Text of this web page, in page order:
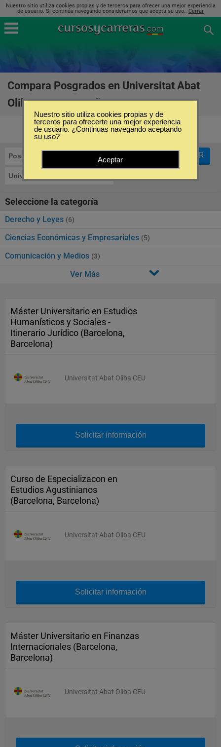
Nuestro sitio utiliza cookies propias y de terceros para ofrecer una mejor experiencia
de usuario. Si continúa navegando consideramos que acepta su uso.. Cerrar
Compara Posgrados en Universitat Abat
Oliba CEU en España
Posgrados
Universitat Abat Oliba CEU
FILTRAR
Seleccione la categoría
Derecho y Leyes (6)
Ciencias Económicas y Empresariales (5)
Comunicación y Medios (3)
Ver Más
Máster Universitario en Estudios
Humanísticos y Sociales -
Itinerario Jurídico (Barcelona,
Barcelona)
Universitat Abat Oliba CEU
Solicitar información
Curso de Especializacon en
Estudios Agustinianos
(Barcelona, Barcelona)
Universitat Abat Oliba CEU
Solicitar información
Máster Universitario en Finanzas
Internacionales (Barcelona,
Barcelona)
Universitat Abat Oliba CEU
Nuestro sitio utiliza cookies propias y de
terceros para ofrecerte una mejor experiencia
de usuario. ¿Continuas navegando aceptando
su uso?
Aceptar